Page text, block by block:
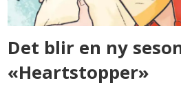
Det blir en ny
«Heartstopper»